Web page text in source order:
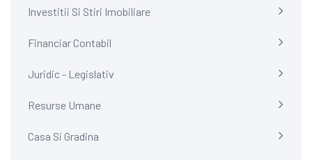
Investitii Si Stiri Imobiliare
Financiar Contabil
Juridic - Legislativ
Resurse Umane
Casa Si Gradina